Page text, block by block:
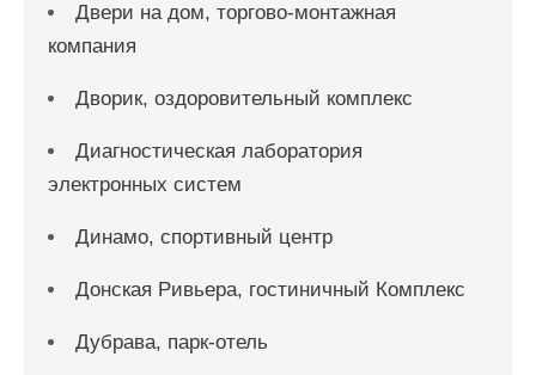
Двери на дом, торгово-монтажная
компания
Дворик, оздоровительный комплекс
Диагностическая лаборатория
электронных систем
Динамо, спортивный центр
Донская Ривьера, гостиничный Комплекс
Дубрава, парк-отель